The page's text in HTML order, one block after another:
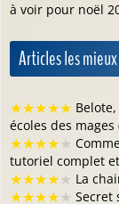
à voir pour noël
Articles les
★★★★★
écoles des
★★★★★
tutoriel complet
★★★★★ La
★★★★★ Secret